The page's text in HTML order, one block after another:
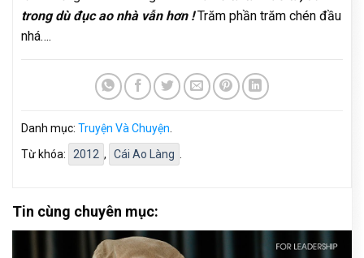
trong dù đục ao nhà vẫn hơn !Trăm phần trăm chén đầu
nhá….
Danh mục: Truyện Và Chuyện
Từ khóa:
2012 , Cái Ao Làng
Tin cùng chuyên mục: